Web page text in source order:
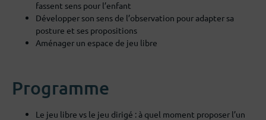
fassent sens pour l’enfant
Développer son sens de l’observation pour adapter sa
posture et ses propositions
Aménager un espace de jeu libre
Programme
Le jeu libre vs le jeu dirigé : à quel moment proposer l’un